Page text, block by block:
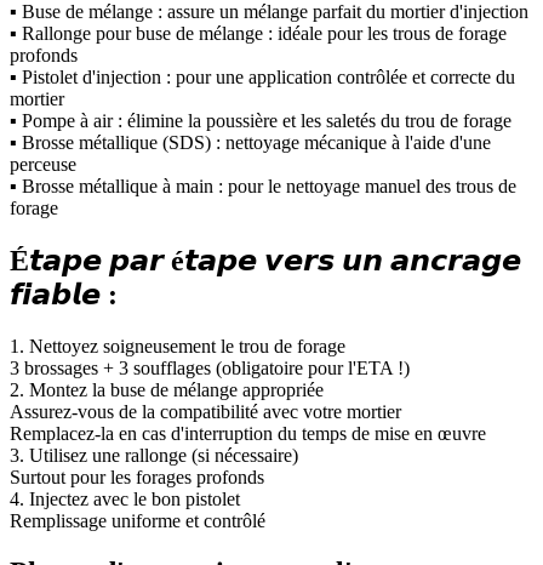
▪ Buse de mélange : assure un mélange parfait du mortier d'injection
▪ Rallonge pour buse de mélange : idéale pour les trous de forage
profonds
▪ Pistolet d'injection : pour une application contrôlée et correcte du
mortier
▪ Pompe à air : élimine la poussière et les saletés du trou de forage
▪ Brosse métallique (SDS) : nettoyage mécanique à l'aide d'une
perceuse
▪ Brosse métallique à main : pour le nettoyage manuel des trous de
forage
É𝙩𝙖𝙥𝙚 𝙥𝙖𝙧 é𝙩𝙖𝙥𝙚 𝙫𝙚𝙧𝙨 𝙪𝙣 𝙖𝙣𝙘𝙧𝙖𝙜𝙚
𝙛𝙞𝙖𝙗𝙡𝙚 :
1. Nettoyez soigneusement le trou de forage
3 brossages + 3 soufflages (obligatoire pour l'ETA !)
2. Montez la buse de mélange appropriée
Assurez-vous de la compatibilité avec votre mortier
Remplacez-la en cas d'interruption du temps de mise en œuvre
3. Utilisez une rallonge (si nécessaire)
Surtout pour les forages profonds
4. Injectez avec le bon pistolet
Remplissage uniforme et contrôlé